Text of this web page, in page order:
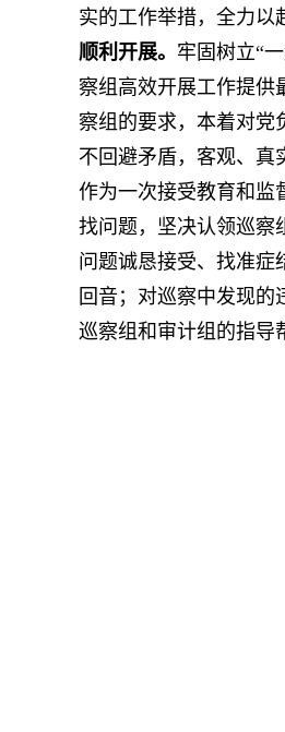
实的工作举措，全力以
顺利开展。 牢固树立“
察组高效开展工作提供
察组的要求，本着对党
不回避矛盾，客观、真
作为一次接受教育和监
找问题，坚决认领巡察
问题诚恳接受、找准症
回音；对巡察中发现的
巡察组和审计组的指导